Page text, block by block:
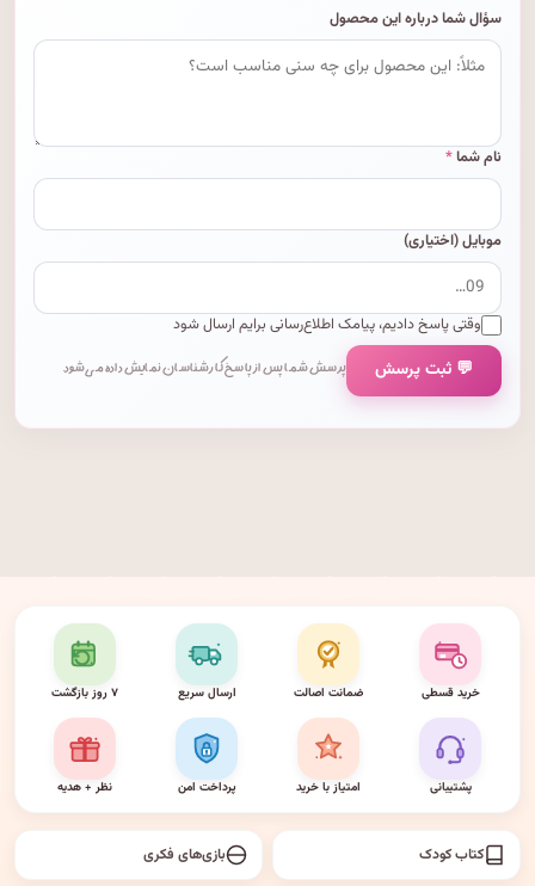
سؤال شما درباره این محصول
نام شما*
موبایل (اختیاری)
وقتی پاسخ دادیم، پیامک اطلاع‌رسانی برایم ارسال شود
💬 ثبت پرسش پرسش شما پس از پاسخ کارشناسان نمایش داده می‌شود.
خرید قسطی ضمانت اصالت ارسال سریع ۷ روز بازگشت
پشتیبانی امتیاز با خرید پرداخت امن نظر + هدیه
کتاب کودک بازی‌های فکری